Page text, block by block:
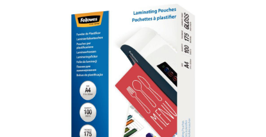
NOUS CONTACTER
RÉALISATION